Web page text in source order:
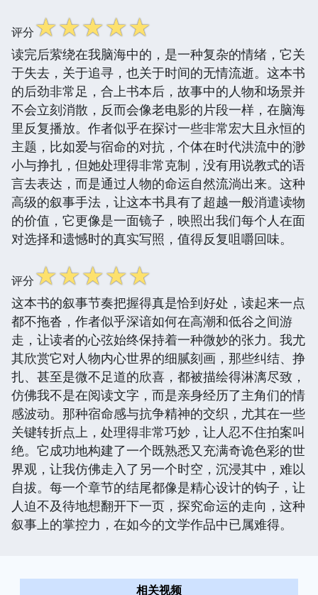
评分☆☆☆☆☆
读完后萦绕在我脑海中的，是一种复杂的情绪，它关
于失去，关于追寻，也关于时间的无情流逝。这本书
的后劲非常足，合上书本后，故事中的人物和场景并
不会立刻消散，反而会像老电影的片段一样，在脑海
里反复播放。作者似乎在探讨一些非常宏大且永恒的
主题，比如爱与宿命的对抗，个体在时代洪流中的渺
小与挣扎，但她处理得非常克制，没有用说教式的语
言去表达，而是通过人物的命运自然流淌出来。这种
高级的叙事手法，让这本书具有了超越一般消遣读物
的价值，它更像是一面镜子，映照出我们每个人在面
对选择和遗憾时的真实写照，值得反复咀嚼回味。
评分☆☆☆☆☆
这本书的叙事节奏把握得真是恰到好处，读起来一点
都不拖沓，作者似乎深谙如何在高潮和低谷之间游
走，让读者的心弦始终保持着一种微妙的张力。我尤
其欣赏它对人物内心世界的细腻刻画，那些纠结、挣
扎、甚至是微不足道的欣喜，都被描绘得淋漓尽致，
仿佛我不是在阅读文字，而是亲身经历了主角们的情
感波动。那种宿命感与抗争精神的交织，尤其在一些
关键转折点上，处理得非常巧妙，让人忍不住拍案叫
绝。它成功地构建了一个既熟悉又充满奇诡色彩的世
界观，让我仿佛走入了另一个时空，沉浸其中，难以
自拔。每一个章节的结尾都像是精心设计的钩子，让
人迫不及待地想翻开下一页，探究命运的走向，这种
叙事上的掌控力，在如今的文学作品中已属难得。
相关视频